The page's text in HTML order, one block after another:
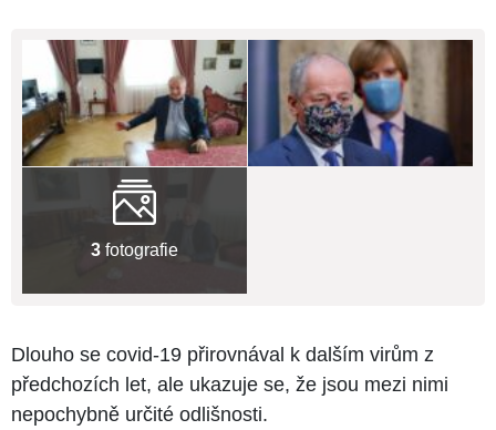
3 fotografie
Dlouho se covid-19 přirovnával k dalším virům z
předchozích let, ale ukazuje se, že jsou mezi nimi
nepochybně určité odlišnosti.